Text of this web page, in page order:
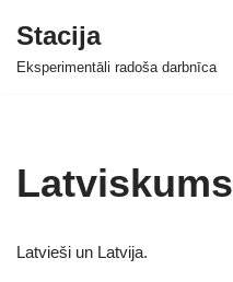
Skip
Stacija
Eksperimentāli radoša darbnīca
Latviskums
Latvieši un Latvija.